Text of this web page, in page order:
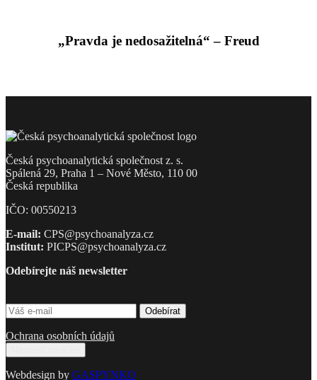
„Pravda je nedosažitelná“ – Freud
Česká psychoanalytická společnost z. s.
Spálená 29, Praha 1 – Nové Město, 110 00
Česká republika
IČO: 00550213
E-mail: CPS@psychoanalyza.cz
Institut: PICPS@psychoanalyza.cz
Odebírejte náš newsletter
Ochrana osobních údajů
Webdesign by GASPYNKO